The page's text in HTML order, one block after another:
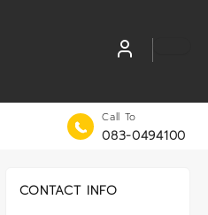
Call To
083-0494100
CONTACT INFO